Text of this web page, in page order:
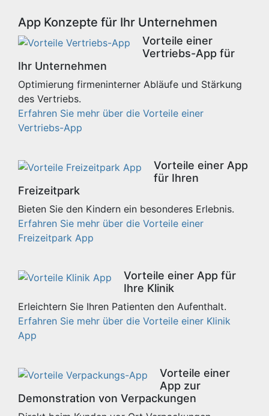
App Konzepte für Ihr Unternehmen
Vorteile einer
Vertriebs-App für
Ihr Unternehmen
Optimierung firmeninterner Abläufe und Stärkung
des Vertriebs.
Erfahren Sie mehr über die Vorteile einer
Vertriebs-App
Vorteile einer App
für Ihren
Freizeitpark
Bieten Sie den Kindern ein besonderes Erlebnis.
Erfahren Sie mehr über die Vorteile einer
Freizeitpark App
Vorteile einer App für
Ihre Klinik
Erleichtern Sie Ihren Patienten den Aufenthalt.
Erfahren Sie mehr über die Vorteile einer Klinik
App
Vorteile einer
App zur
Demonstration von Verpackungen